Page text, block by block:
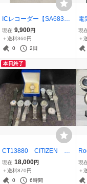
ICレコーダー【SA683
△】OLYMPUS リニアPC
Mレコーダー LS-P4 ブラ
ック【動作確認済】 2602
現在 9,900円
＋送料360円
0
2日
電
1
ガ
用
現
＋
本日終了
CT13880 CITIZEN 腕
時計 2730-274822/4-86
0357/E031-5048419/A73
5-H10449/6A31-K02802
現在 18,000円
＋送料870円
0
6時間
9
イ
現
＋